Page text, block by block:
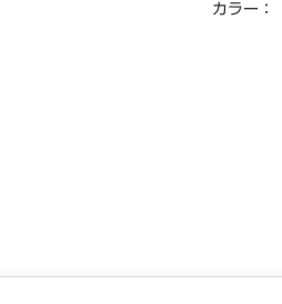
カラー：